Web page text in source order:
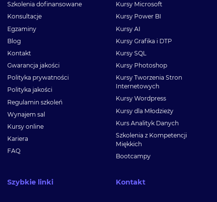
Szkolenia dofinansowane
Konsultacje
Egzaminy
Blog
Kontakt
Gwarancja jakości
Polityka prywatności
Polityka jakości
Regulamin szkoleń
Wynajem sal
Kursy online
Kariera
FAQ
Kursy Microsoft
Kursy Power BI
Kursy AI
Kursy Grafika i DTP
Kursy SQL
Kursy Photoshop
Kursy Tworzenia Stron
Internetowych
Kursy Wordpress
Kursy dla Młodzieży
Kurs Analityk Danych
Szkolenia z Kompetencji
Miękkich
Bootcampy
Szybkie linki Kontakt